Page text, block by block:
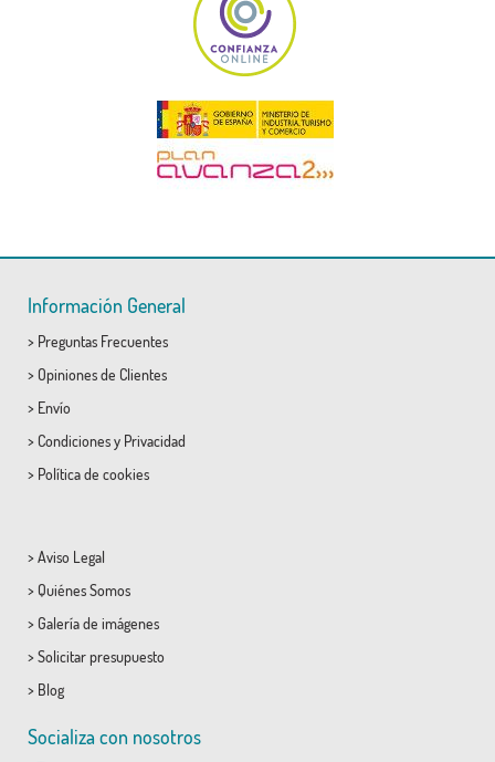
Información General
> Preguntas Frecuentes
> Opiniones de Clientes
> Envío
> Condicionesy Privacidad
> Política de cookies
> Aviso Legal
> Quiénes Somos
> Galería de imágenes
> Solicitar presupuesto
> Blog
Socializa con nosotros